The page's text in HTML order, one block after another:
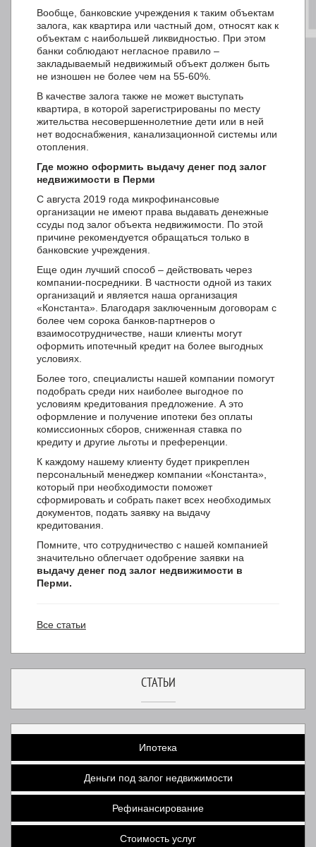
Вообще, банковские учреждения к таким объектам
залога, как квартира или частный дом, относят как к
объектам с наибольшей ликвидностью. При этом
банки соблюдают негласное правило –
закладываемый недвижимый объект должен быть
не изношен не более чем на 55-60%.
В качестве залога также не может выступать
квартира, в которой зарегистрированы по месту
жительства несовершеннолетние дети или в ней
нет водоснабжения, канализационной системы или
отопления.
Где можно оформить выдачу денег под залог
недвижимости в Перми
С августа 2019 года микрофинансовые
организации не имеют права выдавать денежные
ссуды под залог объекта недвижимости. По этой
причине рекомендуется обращаться только в
банковские учреждения.
Еще один лучший способ – действовать через
компании-посредники. В частности одной из таких
организаций и является наша организация
«Константа». Благодаря заключенным договорам с
более чем сорока банков-партнеров о
взаимосотрудничестве, наши клиенты могут
оформить ипотечный кредит на более выгодных
условиях.
Более того, специалисты нашей компании помогут
подобрать среди них наиболее выгодное по
условиям кредитования предложение. А это
оформление и получение ипотеки без оплаты
комиссионных сборов, сниженная ставка по
кредиту и другие льготы и преференции.
К каждому нашему клиенту будет прикреплен
персональный менеджер компании «Константа»,
который при необходимости поможет
сформировать и собрать пакет всех необходимых
документов, подать заявку на выдачу
кредитования.
Помните, что сотрудничество с нашей компанией
значительно облегчает одобрение заявки на
выдачу денег под залог недвижимости в
Перми.
Все статьи
СТАТЬИ
Ипотека
Деньги под залог недвижимости
Рефинансирование
Стоимость услуг